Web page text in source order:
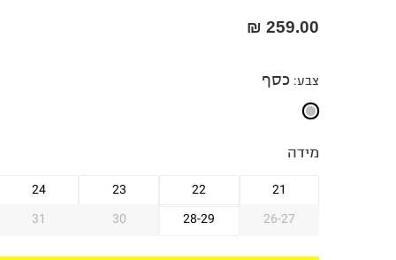
259.00 ₪
צבע: כסף
מידה
21
22
23
24
26-27
28-29
30
31